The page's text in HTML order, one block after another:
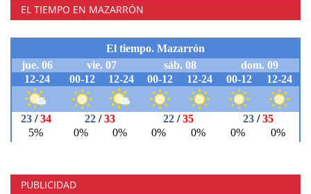
EL TIEMPO EN MAZARRÓN
PUBLICIDAD